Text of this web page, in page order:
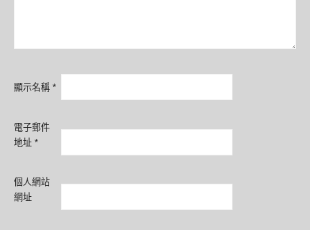
顯示名稱 *
電子郵件
地址 *
個人網站
網址